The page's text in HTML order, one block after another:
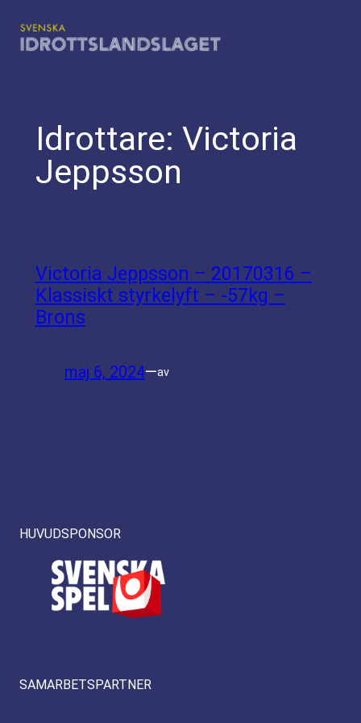
till
Idrottare: Victoria
Jeppsson
Victoria Jeppsson – 20170316 –
Klassiskt styrkelyft – -57kg –
Brons
maj 6, 2024—av
HUVUDSPONSOR
SAMARBETSPARTNER